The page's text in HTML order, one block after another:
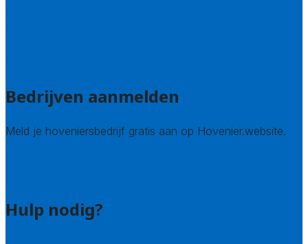
Bedrijven aanmelden
Meld je hoveniersbedrijf gratis aan op Hovenier.website.
Hulp nodig?